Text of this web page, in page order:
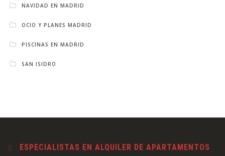
NAVIDAD EN MADRID
OCIO Y PLANES MADRID
PISCINAS EN MADRID
SAN ISIDRO
ESPECIALISTAS EN ALQUILER DE APARTAMENTOS